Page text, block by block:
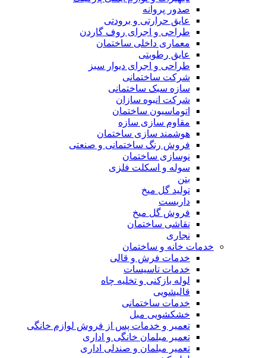
صدور پروانه
عایق حرارتی و برودتی
طراحی و اجرای روف گاردن
معماری داخلی ساختمان
عایق رطوبتی
طراحی و اجرای دیوار سبز
شرکت ساختمانی
سازه سبک ساختمانی
شرکت انبوه سازان
اتوماسیون ساختمان
مقاوم سازی سازه
هوشمند سازی ساختمان
فروش رنگ ساختمانی و صنعتی
نوسازی ساختمان
سوله و اسکلت فلزی
بتن
تولید گل میخ
داربست
فروش گل میخ
نقاشی ساختمان
نجاری
خدمات خانه و ساختمان
خدمات فرش و قالی
خدمات تاسیسات
لوله بازکنی و تخلیه چاه
قالیشویی
خدمات ساختمانی
خشکشویی مبل
تعمیر و خدمات پس از فروش لوازم خانگی
تعمیر مبلمان خانگی و اداری
تعمیر مبلمان و صندلی اداری